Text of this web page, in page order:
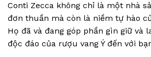
Conti Zecca không chỉ là một nhà
đơn thuần mà còn là niềm tự hào
Họ đã và đang góp phần gìn giữ và
độc đáo của rượu vang Ý đến với